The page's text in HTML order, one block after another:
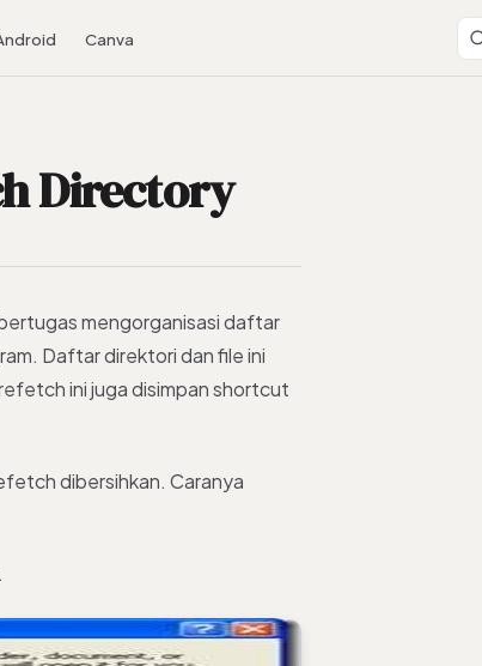
Canva
Directory
mengorganisasi daftar
Daftar direktori dan file ini
ini juga disimpan shortcut
dibersihkan. Caranya
.